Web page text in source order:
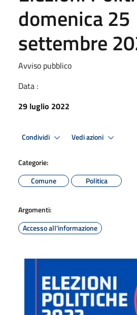
domenica 25
settembre
Avviso pubblico
Data :
29 luglio 2022
Condividi Vedi azioni
Categorie:
Comune
Politica
Argomenti:
Accesso all'informazione